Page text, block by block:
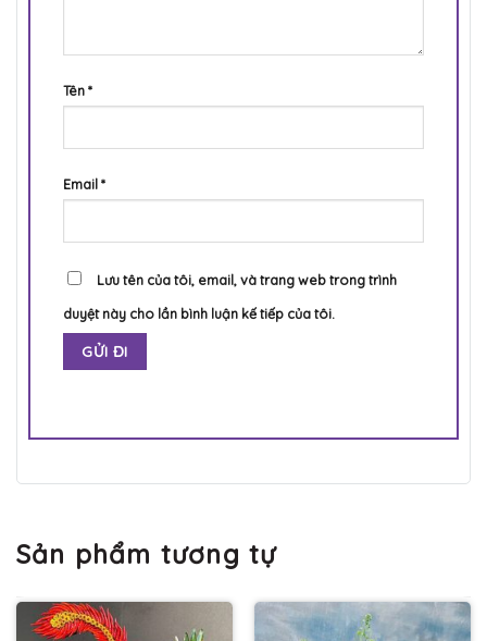
Tên*
Email*
Lưu tên của tôi, email, và trang web trong trình
duyệt này cho lần bình luận kế tiếp của tôi.
Sản phẩm tương tự